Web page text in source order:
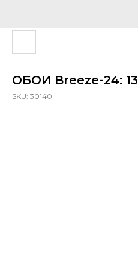
ОБОИ Breeze-24: 13
SKU: 30140